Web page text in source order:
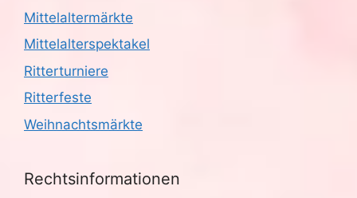
Mittelaltermärkte
Mittelalterspektakel
Ritterturniere
Ritterfeste
Weihnachtsmärkte
Rechtsinformationen